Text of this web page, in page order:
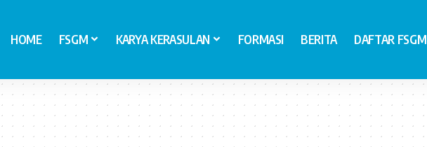
HOME FSGM KARYA KERASULAN FORMASI BERITA DAFTAR FSGM